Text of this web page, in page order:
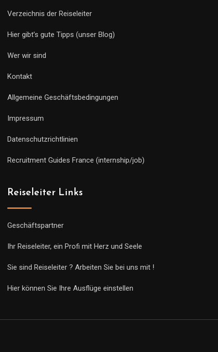
Verzeichnis der Reiseleiter
Hier gibt’s gute Tipps (unser Blog)
Wer wir sind
Kontakt
Allgemeine Geschäftsbedingungen
Impressum
Datenschutzrichtlinien
Recruitment Guides France (internship/job)
Reiseleiter Links
Geschäftspartner
Ihr Reiseleiter, ein Profi mit Herz und Seele
Sie sind Reiseleiter ? Arbeiten Sie bei uns mit !
Hier können Sie Ihre Ausflüge einstellen